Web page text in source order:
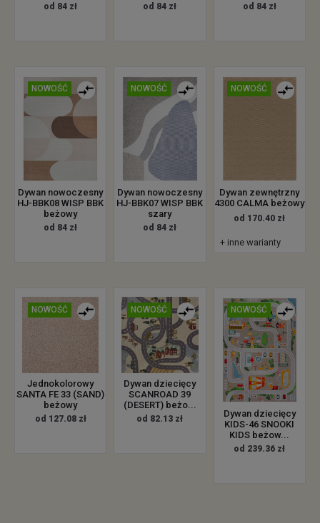
od 84 zł od 84 zł od 84 zł
NOWOŚĆ
Dywan nowoczesny
HJ-BBK08 WISP BBK
beżowy
od 84 zł
NOWOŚĆ
Dywan nowoczesny
HJ-BBK07 WISP BBK
szary
od 84 zł
NOWOŚĆ
Dywan zewnętrzny
4300 CALMA beżowy
od 170.40 zł
+ inne warianty
NOWOŚĆ
Jednokolorowy
SANTA FE 33 (SAND)
beżowy
od 127.08 zł
NOWOŚĆ
Dywan dziecięcy
SCANROAD 39
(DESERT) beżo...
od 82.13 zł
NOWOŚĆ
Dywan dziecięcy
KIDS-46 SNOOKI
KIDS beżow...
od 239.36 zł